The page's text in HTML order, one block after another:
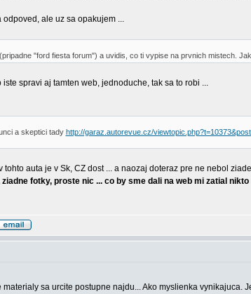
odpoved, ale uz sa opakujem ...
"ford fiesta forum") a uvidis, co ti vypise na prvnich mistech.
spravi aj tamten web, jednoduche, tak sa to robi ...
a skeptici tady http://garaz.autorevue.cz/
auta je v Sk, CZ dost ... a naozaj doteraz pre ne nebol
fotky, proste nic ... co by sme dali na web mi zatial
sa urcite postupne najdu... Ako myslienka